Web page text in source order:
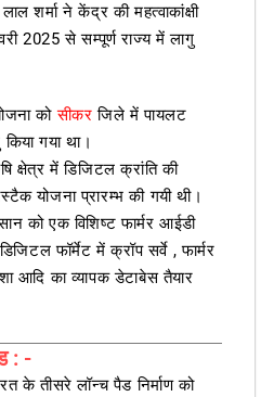
शर्मा ने केंद्र की महत्वाकांक्षी
2025 से सम्पूर्ण राज्य में लागु
कोसीकर जिले में पायलट
गया था।
क्षेत्र में डिजिटल क्रांति की
योजना प्रारम्भ की गयी थी।
को एक विशिष्ट फार्मर आईडी
फॉर्मेट में क्रॉप सर्वे , फार्मर
आदि का व्यापक डेटाबेस तैयार
: -
के तीसरे लॉन्च पैड निर्माण को